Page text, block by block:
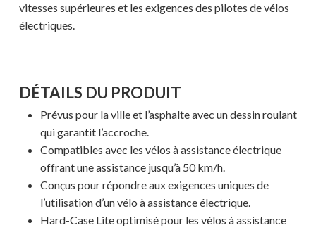
vitesses supérieures et les exigences des pilotes de vélos
électriques.
DÉTAILS DU PRODUIT
Prévus pour la ville et l’asphalte avec un dessin roulant
qui garantit l’accroche.
Compatibles avec les vélos à assistance électrique
offrant une assistance jusqu’à 50 km/h.
Conçus pour répondre aux exigences uniques de
l’utilisation d’un vélo à assistance électrique.
Hard-Case Lite optimisé pour les vélos à assistance